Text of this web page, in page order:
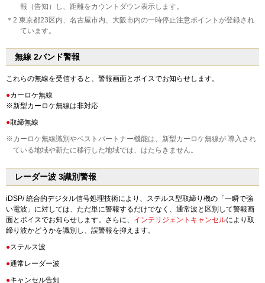
報（告知）し、距離をカウントダウン表示します。
＊2 東京都23区内、名古屋市内、大阪市内の一時停止注意ポイントが登録され
ています。
無線 2バンド警報
これらの無線を受信すると、警報画面とボイスでお知らせします。
●カーロケ無線
※新型カーロケ無線は非対応
●取締無線
※カーロケ無線識別やベストパートナー機能は、新型カーロケ無線が 導入され
ている地域や新たに移行した地域では、はたらきません。
レーダー波 3識別警報
iDSP/ 統合的デジタル信号処理技術により、ステルス型取締り機の「一瞬で強
い電波」に対しては、ただ単に警報するだけでなく、通常波と区別して警報画
面とボイスでお知らせします。さらに、 インテリジェントキャンセルにより取
締り波かどうかを識別し、誤警報を抑えます。
●ステルス波
●通常レーダー波
●キャンセル告知